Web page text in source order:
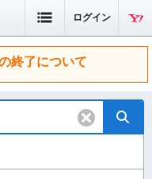
ログイン
終了について